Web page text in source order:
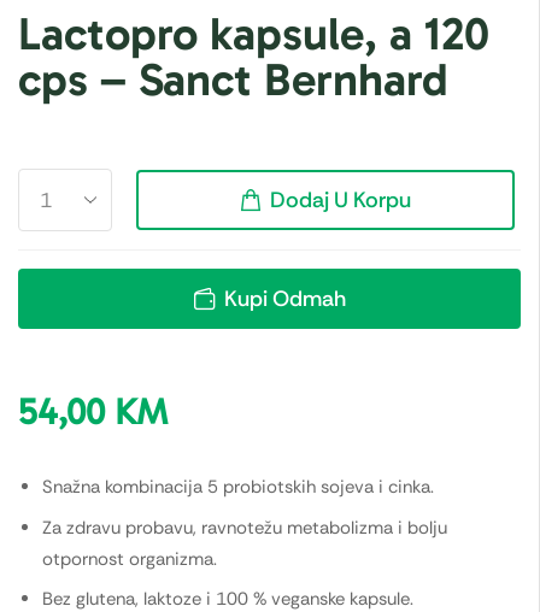
Lactopro kapsule, a 120
cps – Sanct Bernhard
Dodaj U Korpu
Kupi Odmah
54,00 KM
Snažna kombinacija 5 probiotskih sojeva i cinka.
Za zdravu probavu, ravnotežu metabolizma i bolju
otpornost organizma.
Bez glutena, laktoze i 100 % veganske kapsule.